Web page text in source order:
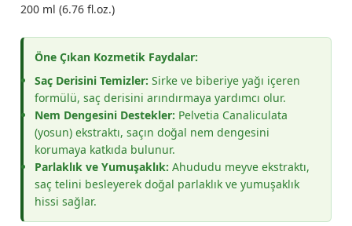
200 ml (6.76 fl.oz.)
Öne Çıkan Kozmetik Faydalar:
Saç Derisini Temizler: Sirke ve biberiye yağı içeren
formülü, saç derisini arındırmaya yardımcı olur.
Nem Dengesini Destekler: Pelvetia Canaliculata
(yosun) ekstraktı, saçın doğal nem dengesini
korumaya katkıda bulunur.
Parlaklık ve Yumuşaklık: Ahududu meyve ekstraktı,
saç telini besleyerek doğal parlaklık ve yumuşaklık
hissi sağlar.